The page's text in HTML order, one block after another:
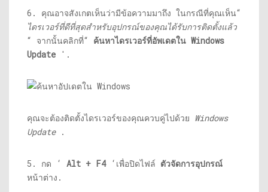
6. คุณอาจสังเกตเห็นว่ามีข้อความมาถึง ในกรณีที่คุณเห็น“
ไดรเวอร์ที่ดีที่สุดสำหรับอุปกรณ์ของคุณได้รับการติดตั้งแล้ว
“ จากนั้นคลิกที่“ ค้นหาไดรเวอร์ที่อัพเดตใน Windows
Update '.
คุณจะต้องติดตั้งไดรเวอร์ของคุณควบคู่ไปด้วย Windows
Update.
5. กด ‘ Alt + F4‘เพื่อปิดไฟล์ ตัวจัดการอุปกรณ์
หน้าต่าง.